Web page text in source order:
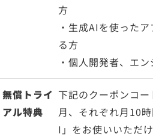
方
・生成AIを使った
る方
・個人開発者、エ
無償トライ
アル特典
下記のクーポンコ
月、それぞれ月10
I」をお使いいただけ